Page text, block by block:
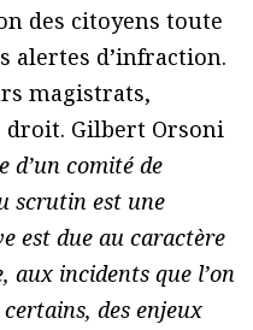
des citoyens toute
alertes d’infraction.
magistrats,
droit. Gilbert Orsoni
d’un comité de
scrutin est une
est due au caractère
aux incidents que l’on
des enjeux